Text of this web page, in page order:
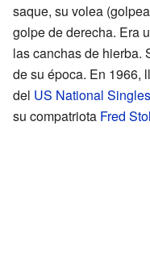
saque, su volea
golpe de derecha. Era
las canchas de hierba.
de su época. En 1966,
del US National
su compatriota Fred